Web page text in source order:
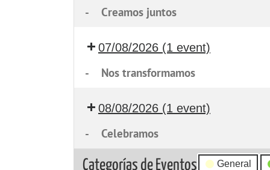
- Creamos juntos
07/08/2026 (1 event)
- Nos transformamos
08/08/2026 (1 event)
- Celebramos
Categorías de Eventos General